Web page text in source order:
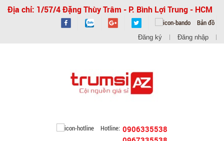
Địa chỉ: 1/57/4 Đặng Thùy Trâm - P. Bình Lợi Trung - HCM
Bản đồ
Đăng ký Đăng nhập
Hotline: 0906335538